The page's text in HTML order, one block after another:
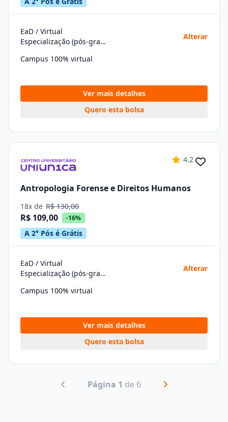
EaD / Virtual
Especialização (pós-graduação)
Alterar
Campus 100% virtual
Ver mais detalhes
Quero esta bolsa
4.2
Antropologia Forense e Direitos Humanos
18x de R$ 130,00
R$ 109,00 -16%
A 2° Pós é Grátis
EaD / Virtual
Especialização (pós-graduação)
Alterar
Campus 100% virtual
Ver mais detalhes
Quero esta bolsa
Página 1 de 6